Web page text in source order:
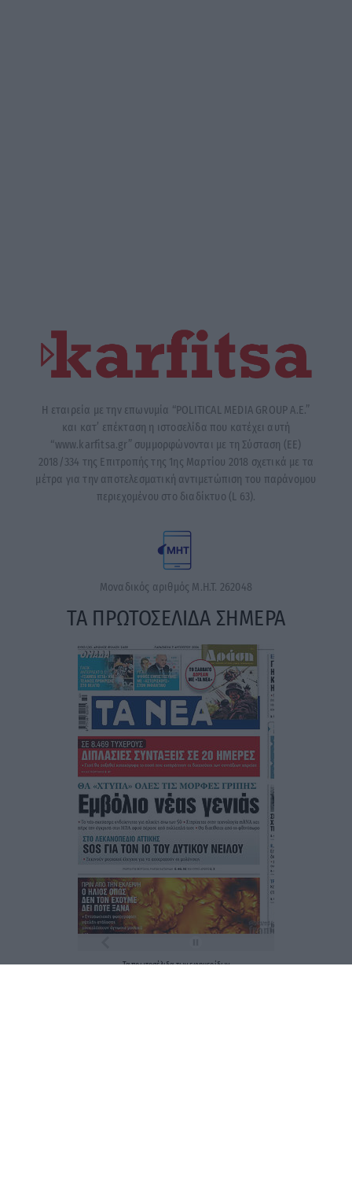
Η εταιρεία με την επωνυμία “POLITICAL MEDIA GROUP A.E.”
και κατ’ επέκταση η ιστοσελίδα που κατέχει αυτή
“www.karfitsa.gr” συμμορφώνονται με τη Σύσταση (ΕΕ)
2018/334 της Επιτροπής της 1ης Μαρτίου 2018 σχετικά με τα
μέτρα για την αποτελεσματική αντιμετώπιση του παράνομου
περιεχομένου στο διαδίκτυο (L 63).
Μοναδικός αριθμός Μ.Η.Τ. 262048
ΤΑ ΠΡΩΤΟΣΕΛΙΔΑ ΣΗΜΕΡΑ
Ταπρωτοσέλιδατωνεφημερίδων